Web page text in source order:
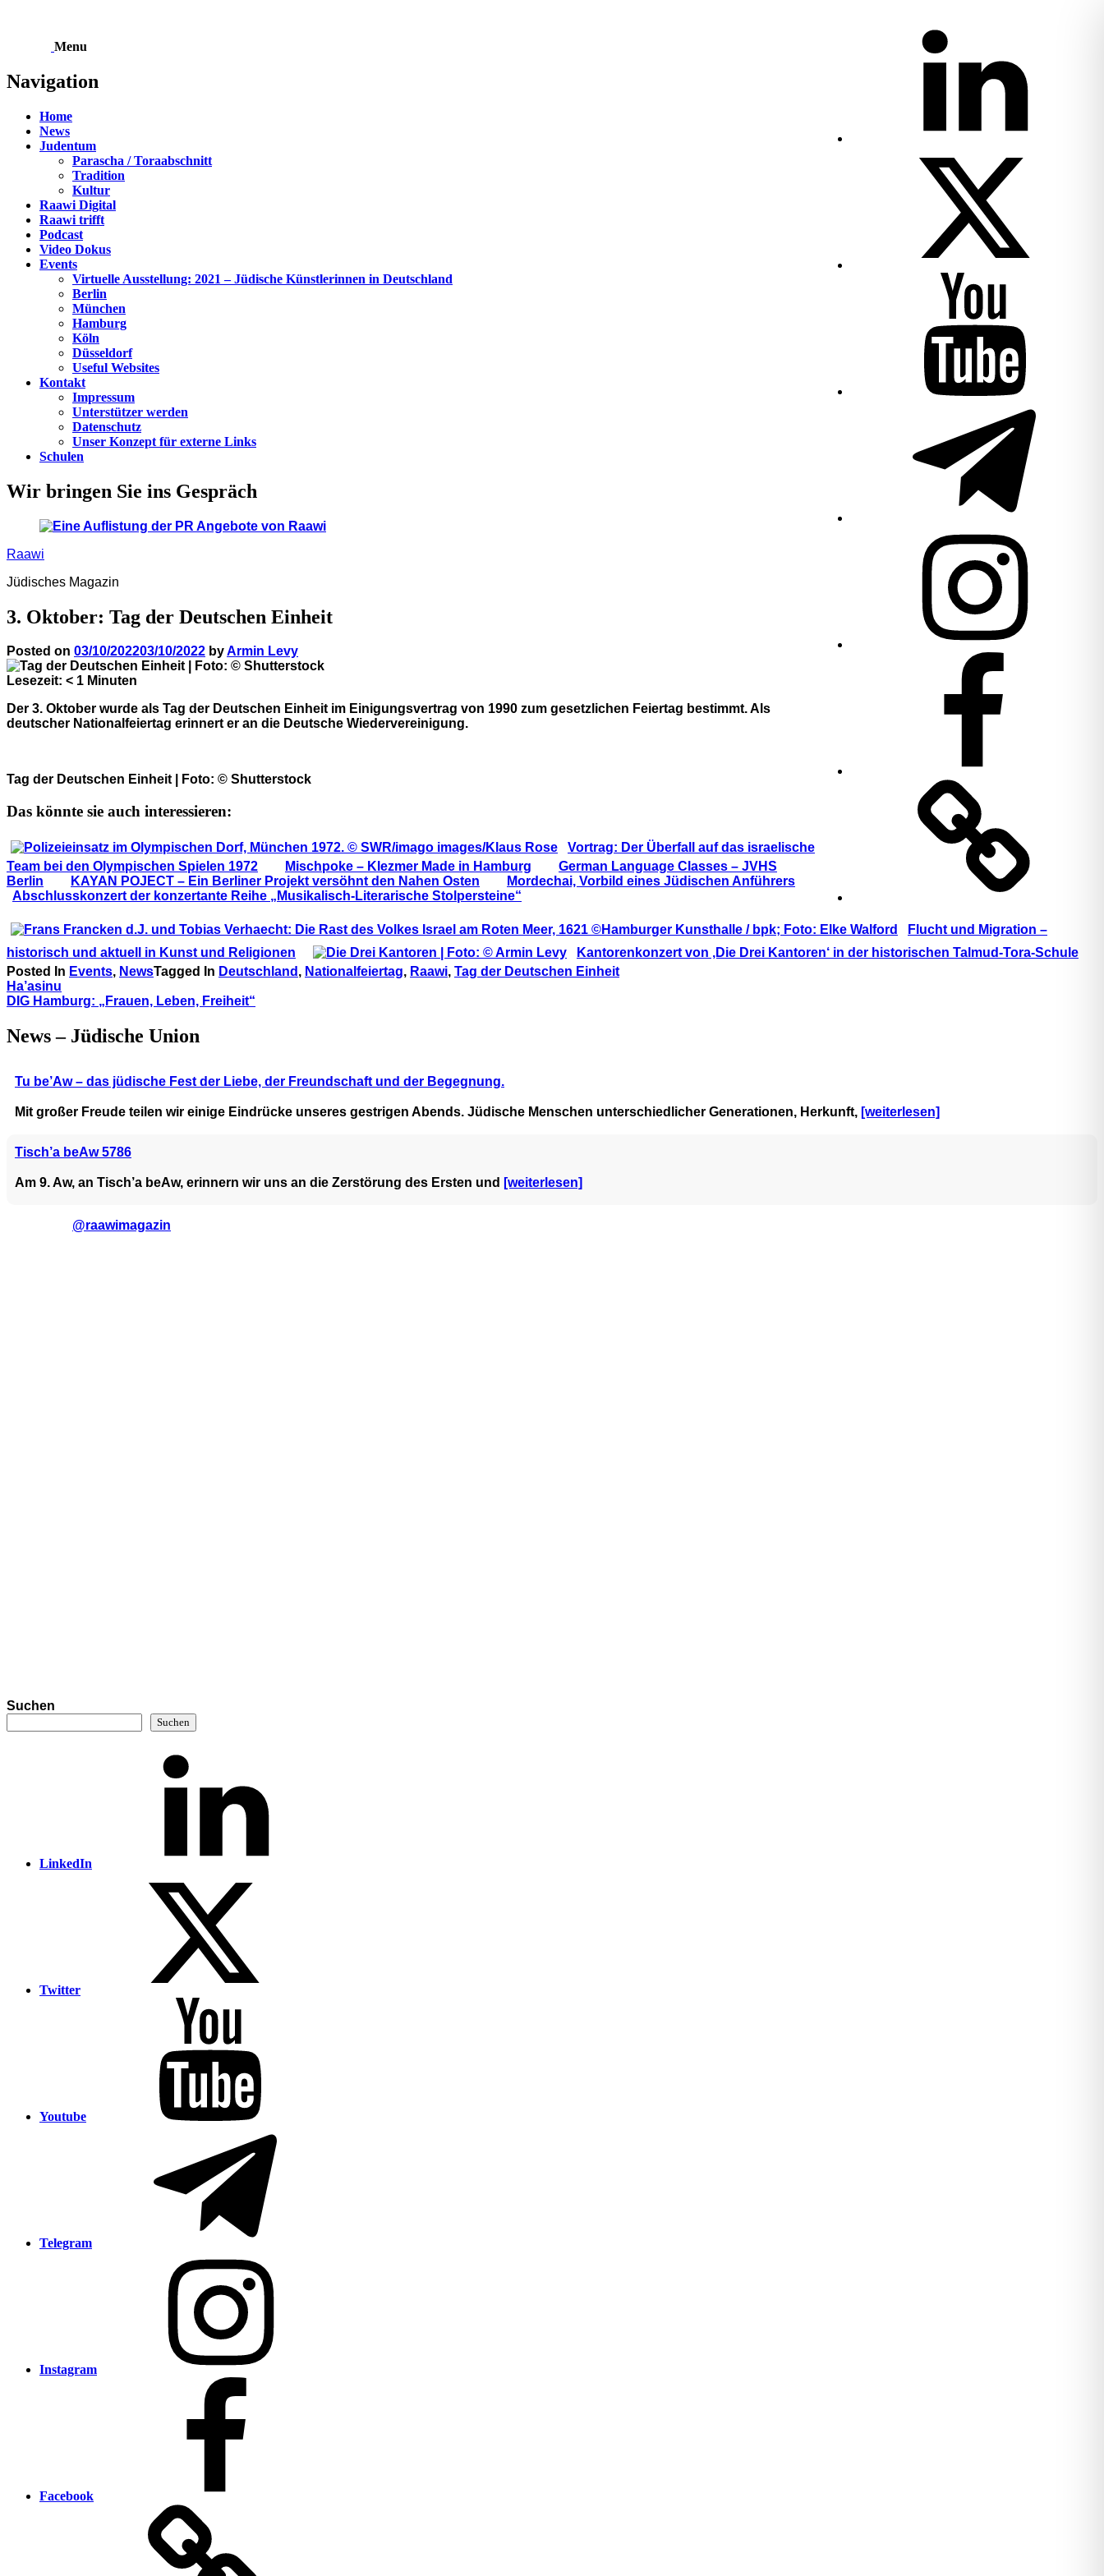
Menu
Navigation
Home
News
Judentum
Parascha / Toraabschnitt
Tradition
Kultur
Raawi Digital
Raawi trifft
Podcast
Video Dokus
Events
Virtuelle Ausstellung: 2021 – Jüdische Künstlerinnen in Deutschland
Berlin
München
Hamburg
Köln
Düsseldorf
Useful Websites
Kontakt
Impressum
Unterstützer werden
Datenschutz
Unser Konzept für externe Links
Schulen
Wir bringen Sie ins Gespräch
Raawi
Jüdisches Magazin
3. Oktober: Tag der Deutschen Einheit
Posted on 03/10/202203/10/2022 byArmin Levy
Lesezeit: < 1 Minuten
Der 3. Oktober wurde als Tag der Deutschen Einheit im Einigungsvertrag von 1990 zum gesetzlichen Feiertag bestimmt. Als
deutscher Nationalfeiertag erinnert er an die Deutsche Wiedervereinigung.
Tag der Deutschen Einheit | Foto: © Shutterstock
Das könnte sie auch interessieren:
Vortrag: Der Überfall auf das israelische
Team bei den Olympischen Spielen 1972
Mischpoke – Klezmer Made in Hamburg
German Language Classes – JVHS
Berlin
KAYAN POJECT – Ein Berliner Projekt versöhnt den Nahen Osten
Mordechai, Vorbild eines Jüdischen Anführers
Abschlusskonzert der konzertante Reihe „Musikalisch-Literarische Stolpersteine“
Flucht und Migration –
historisch und aktuell in Kunst und Religionen
Kantorenkonzert von ‚Die Drei Kantoren‘ in der historischen Talmud-Tora-Schule
Posted In Events, NewsTagged In Deutschland , Nationalfeiertag, Raawi, Tag der Deutschen Einheit
Beitragsnavigation
Ha’asinu
DIG Hamburg: „Frauen, Leben, Freiheit“
News – Jüdische Union
Tu be’Aw – das jüdische Fest der Liebe, der Freundschaft und der Begegnung.
Mit großer Freude teilen wir einige Eindrücke unseres gestrigen Abends. Jüdische Menschen unterschiedlicher Generationen, Herkunft, [weiterlesen]
Tisch’a beAw 5786
Am 9. Aw, an Tisch’a beAw, erinnern wir uns an die Zerstörung des Ersten und [weiterlesen]
@raawimagazin
Suchen
Suchen
LinkedIn
Twitter
Youtube
Telegram
Instagram
Facebook